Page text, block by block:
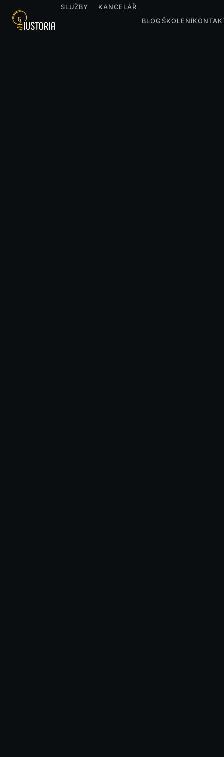
SLUŽBY
KANCELÁŘ
BLOG ŠKOLENÍ